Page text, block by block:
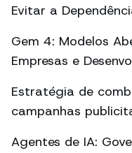
Evitar a
Gem 4: Modelos
Empresas e
Estratégia de
campanhas
Agentes de IA: